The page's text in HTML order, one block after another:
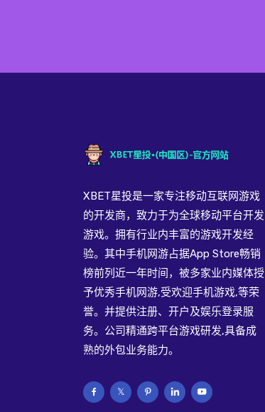
XBET星投是一家专注移动互联网游戏
的开发商，致力于为全球移动平台开发
游戏。拥有行业内丰富的游戏开发经
验。其中手机网游占据App Store畅销
榜前列近一年时间，被多家业内媒体授
予优秀手机网游,受欢迎手机游戏,等荣
誉。并提供注册、开户及娱乐登录服
务。公司精通跨平台游戏研发,具备成
熟的外包业务能力。